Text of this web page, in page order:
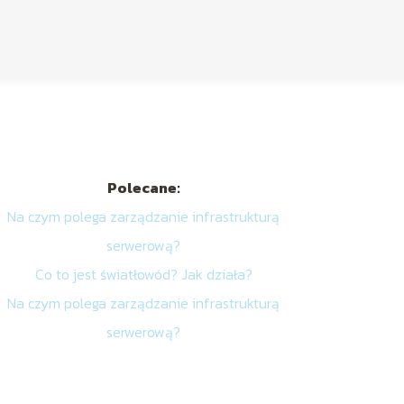
Polecane:
Na czym polega zarządzanie infrastrukturą
serwerową?
Co to jest światłowód? Jak działa?
Na czym polega zarządzanie infrastrukturą
serwerową?